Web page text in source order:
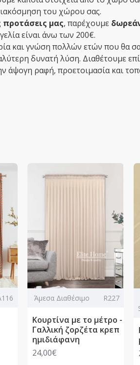
του χώρου σας.
προτάσεις μας, παρέχουμε
είναι άνω των 200€.
και γνώση πολλών ετών που
δυνατή λύση. Διαθέτουμε
άψογη ραφή, προετοιμασία και
Άμεσα Διαθέσιμο R227
Κουρτίνα με το μέτρο -
Γαλλική ζορζέτα κρεπ
ημιδιάφανη
24,00€